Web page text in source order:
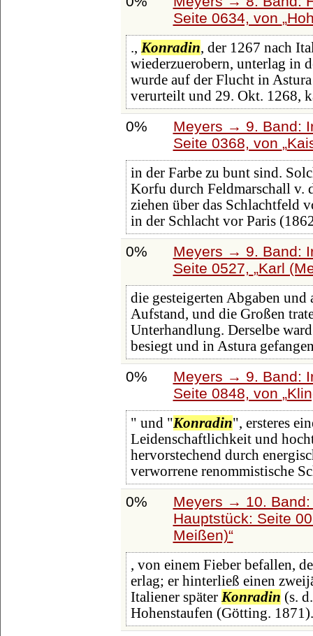
Seite 0634, von
., Konradin, der 1267 nach
wiederzuerobern, unterlag in
wurde auf der Flucht in
verurteilt und 29. Okt. 1268,
0%
Meyers → 9. Band:
Seite 0368, von
in der Farbe zu bunt sind.
Korfu durch Feldmarschall v.
ziehen über das Schlachtfeld
in der Schlacht vor Paris
0%
Meyers → 9. Band:
Seite 0527,
Karl
die gesteigerten Abgaben und
Aufstand, und die Großen
Unterhandlung. Derselbe
besiegt und in Astura
0%
Meyers → 9. Band:
Seite 0848, von
" und "Konradin", ersteres
Leidenschaftlichkeit und
hervorstechend durch
verworrene renommistische
0%
Meyers → 10.
Hauptstück: Seite
Meißen)
, von einem Fieber befallen,
erlag; er hinterließ einen
Italiener später Konradin (s.
Hohenstaufen (Götting.